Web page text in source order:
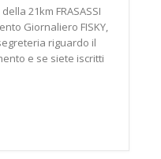
21km FRASASSI
Giornaliero FISKY,
riguardo il
e se siete iscritti